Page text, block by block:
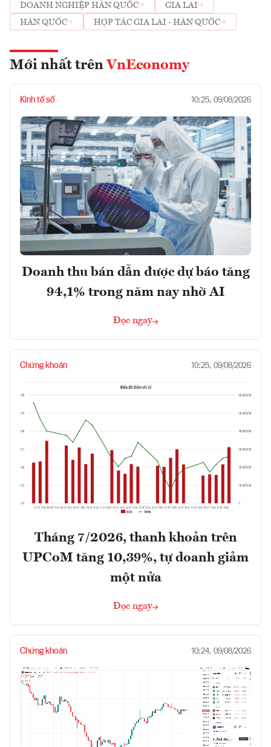
DOANH NGHIỆP HÀN QUỐC
GIA LAI
HÀN QUỐC
HỢP TÁC GIA LAI - HÀN QUỐC
Mới nhất trên VnEconomy
Kinh tế số 10:25, 09/08/2026
Doanh thu bán dẫn được dự báo tăng
94,1% trong năm nay nhờ AI
Đọc ngay
Chứng khoán 10:25, 09/08/2026
Tháng 7/2026, thanh khoản trên
UPCoM tăng 10,39%, tự doanh giảm
một nửa
Đọc ngay
Chứng khoán 10:24, 09/08/2026